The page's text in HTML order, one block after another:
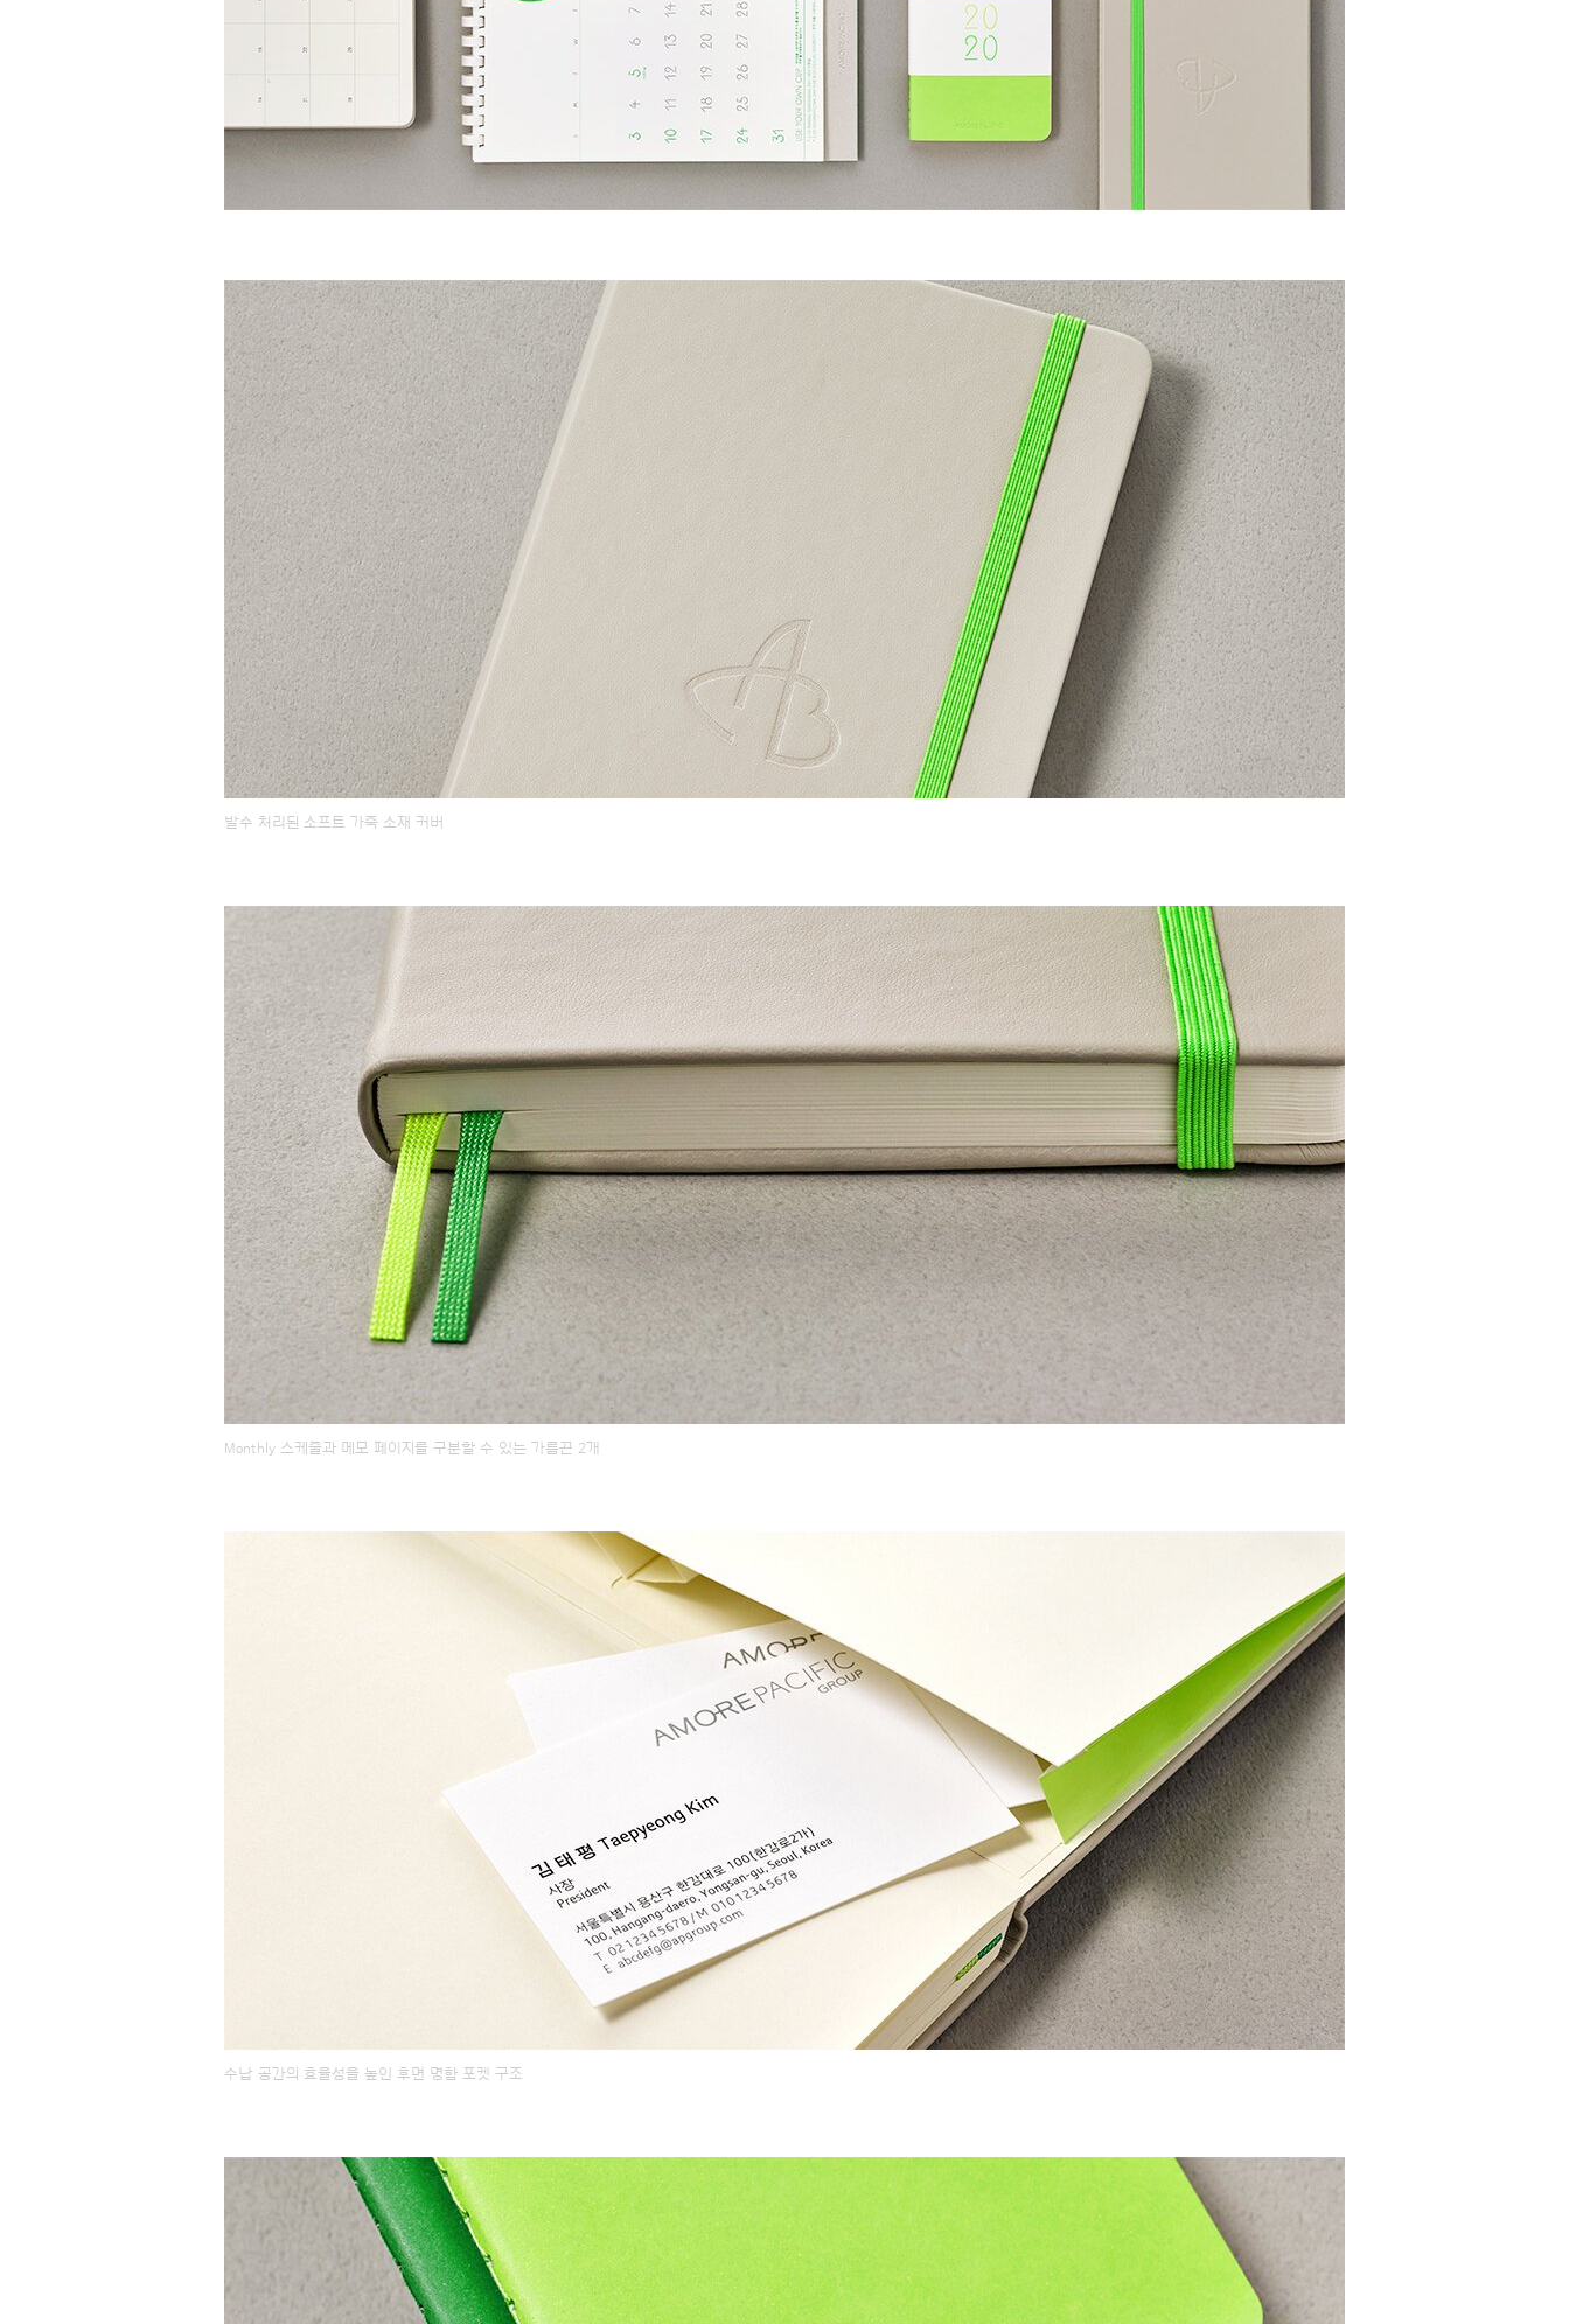
발수 처리된 소프트 가죽 소재 커버
Monthly 스케줄과 메모 페이지를 구분할 수 있는 가름끈 2개
수납 공간의 효율성을 높인 후면 명함 포켓 구조